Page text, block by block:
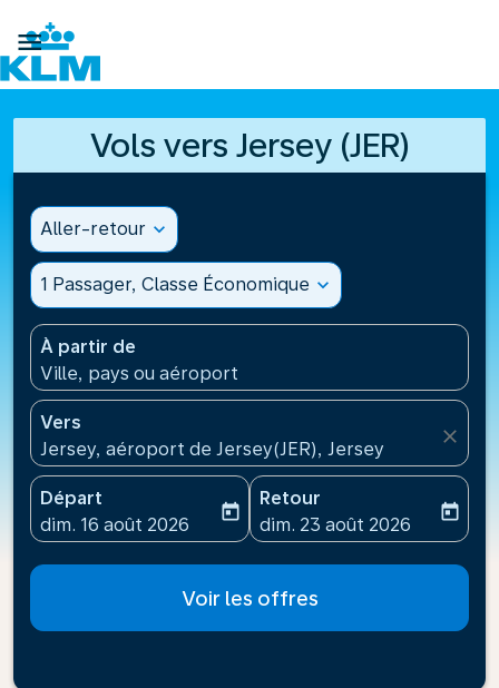

Vols vers Jersey (JER)
Aller-retour expand_more
1 Passager, Classe Économique expand_more
À partir de
Ville, pays ou aéroport
Vers
Jersey, aéroport de Jersey(JER), Jersey
close
Départ
fc-booking-departure-date-aria-label
dim. 16 août 2026
today
Retour
fc-booking-return-date-
dim. 23 août 2026
today
Voir les offres